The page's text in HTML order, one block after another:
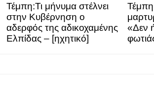
Τέμπη:Τι μήνυμα στέλνει
στην Κυβέρνηση ο
αδερφός της αδικοχαμένης
Ελπίδας – [ηχητικό]
«Δεν